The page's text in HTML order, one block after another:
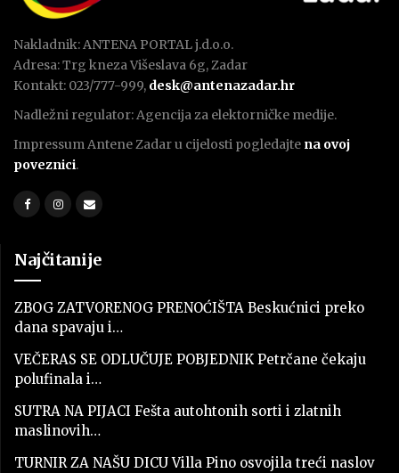
Nakladnik: ANTENA PORTAL j.d.o.o.
Adresa: Trg kneza Višeslava 6g, Zadar
Kontakt: 023/777-999, desk@antenazadar.hr
Nadležni regulator: Agencija za elektorničke medije.
Impressum Antene Zadar u cijelosti pogledajte na ovoj
poveznici.
Najčitanije
ZBOG ZATVORENOG PRENOĆIŠTA Beskućnici preko
dana spavaju i…
VEČERAS SE ODLUČUJE POBJEDNIK Petrčane čekaju
polufinala i…
SUTRA NA PIJACI Fešta autohtonih sorti i zlatnih
maslinovih…
TURNIR ZA NAŠU DICU Villa Pino osvojila treći naslov